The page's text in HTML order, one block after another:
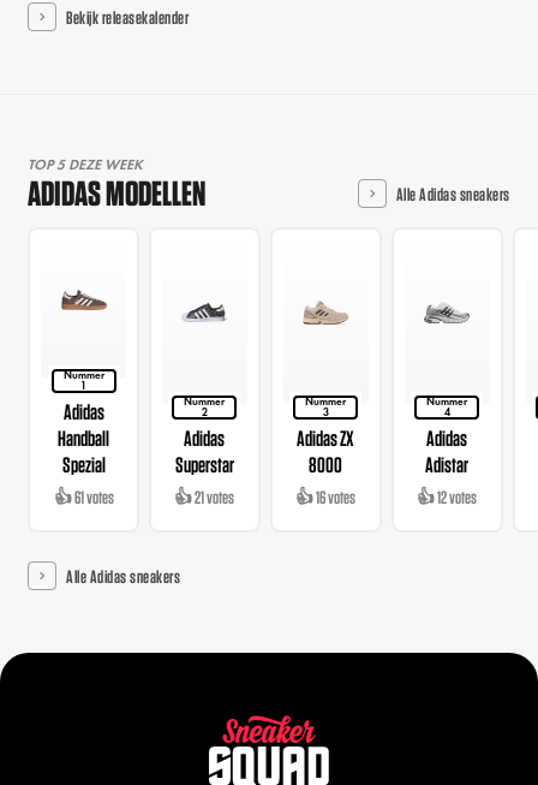
Bekijk releasekalender
TOP 5 DEZE WEEK
ADIDAS MODELLEN Alle Adidas sneakers
Nummer
1
Adidas
Handball
Spezial
👍 61 votes
Nummer
2
Adidas
Superstar
👍 21 votes
Nummer
3
Adidas ZX
8000
👍 16 votes
Nummer
4
Adidas
Adistar
👍 12 votes
Alle Adidas sneakers